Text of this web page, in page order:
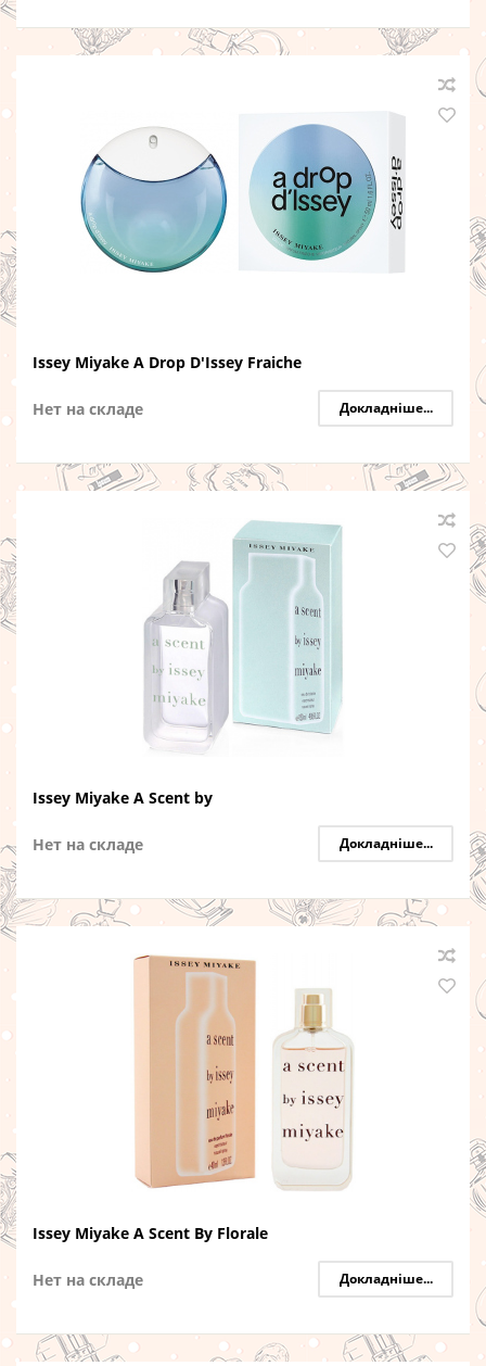
Issey Miyake A Drop D'Issey Fraiche
Нет на складе Докладніше...
Issey Miyake A Scent by
Нет на складе Докладніше...
Issey Miyake A Scent By Florale
Нет на складе Докладніше...